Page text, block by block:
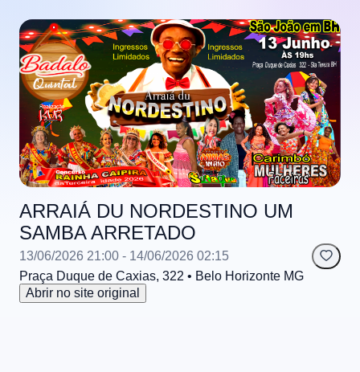
ARRAIÁ DU NORDESTINO UM
SAMBA ARRETADO
13/06/2026 21:00 - 14/06/2026 02:15
Praça Duque de Caxias, 322 • Belo Horizonte MG
Abrir no site original